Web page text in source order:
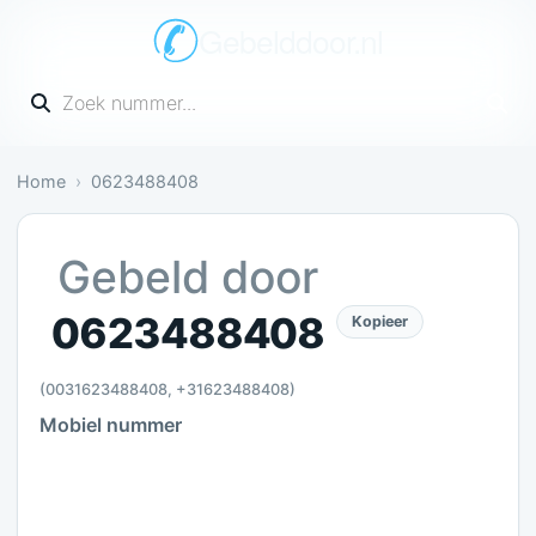
Gebelddoor.nl
Vul een telefoonnummer in
Home 0623488408
Nog onbekend: Nog geen meldingen over dit
Gebeld door
0623488408
(0031623488408, +31623488408)
Kopieer
Mobiel nummer